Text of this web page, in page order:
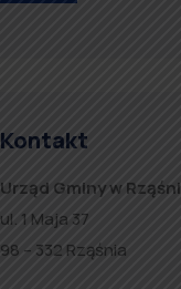
Kontakt
Urząd Gminy w Rząśni
ul. 1 Maja 37
98 – 332 Rząśnia